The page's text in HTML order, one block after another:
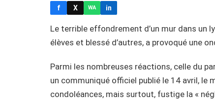
f X WA in
Le terrible effondrement d’un mur dans un
élèves et blessé d’autres, a provoqué une
Parmi les nombreuses réactions, celle du
un communiqué officiel publié le 14 avril, le
condoléances, mais surtout, fustige la «